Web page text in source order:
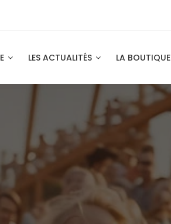
LES ACTUALITÉS LA BOUTIQUE